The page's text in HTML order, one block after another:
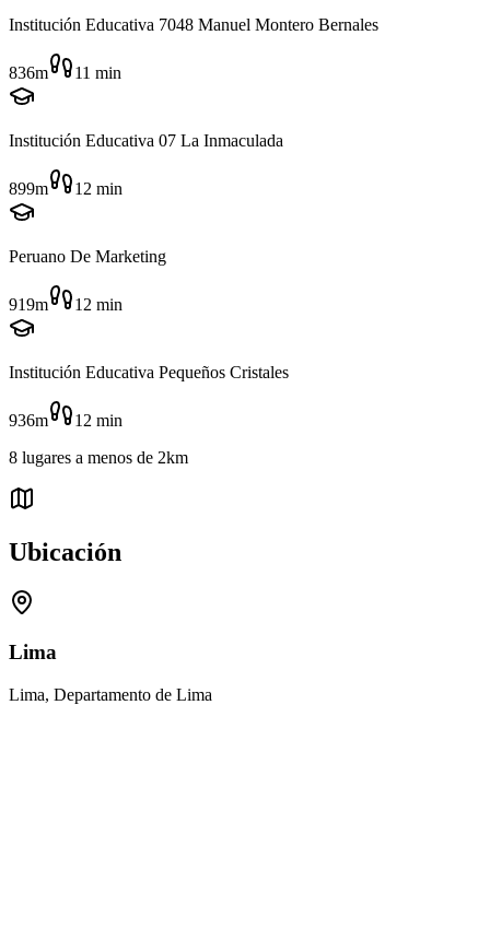
Institución Educativa 7048 Manuel Montero Bernales
836m 11 min
Institución Educativa 07 La Inmaculada
899m 12 min
Peruano De Marketing
919m 12 min
Institución Educativa Pequeños Cristales
936m 12 min
8 lugares a menos de 2km
Ubicación
Lima
Lima, Departamento de Lima